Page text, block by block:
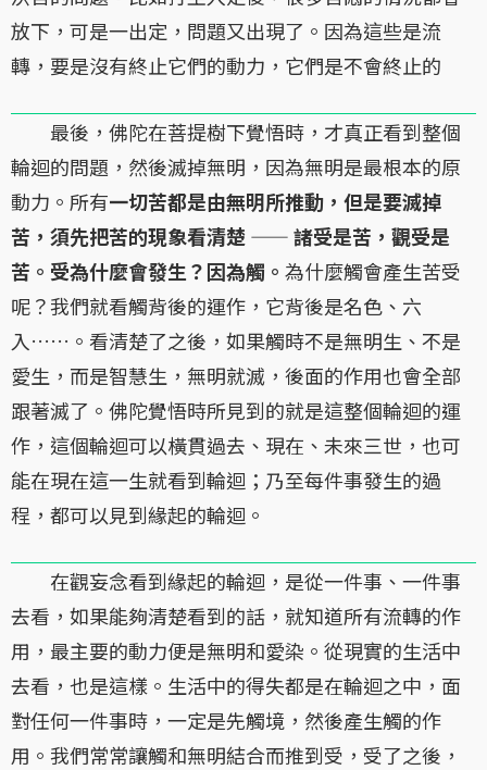
放下，可是一出定，問題又出現了。因為這些是流
轉，要是沒有終止它們的動力，它們是不會終止的
最後，佛陀在菩提樹下覺悟時，才真正看到整個
輪迴的問題，然後滅掉無明，因為無明是最根本的原
動力。所有一切苦都是由無明所推動，但是要滅掉
苦，須先把苦的現象看清楚 —— 諸受是苦，觀受是
苦。受為什麼會發生？因為觸。 為什麼觸會產生苦受
呢？我們就看觸背後的運作，它背後是名色、六
入……。看清楚了之後，如果觸時不是無明生、不是
愛生，而是智慧生，無明就滅，後面的作用也會全部
跟著滅了。佛陀覺悟時所見到的就是這整個輪迴的運
作，這個輪迴可以橫貫過去、現在、未來三世，也可
能在現在這一生就看到輪迴；乃至每件事發生的過
程，都可以見到緣起的輪迴。
在觀妄念看到緣起的輪迴，是從一件事、一件事
去看，如果能夠清楚看到的話，就知道所有流轉的作
用，最主要的動力便是無明和愛染。從現實的生活中
去看，也是這樣。生活中的得失都是在輪迴之中，面
對任何一件事時，一定是先觸境，然後產生觸的作
用。我們常常讓觸和無明結合而推到受，受了之後，